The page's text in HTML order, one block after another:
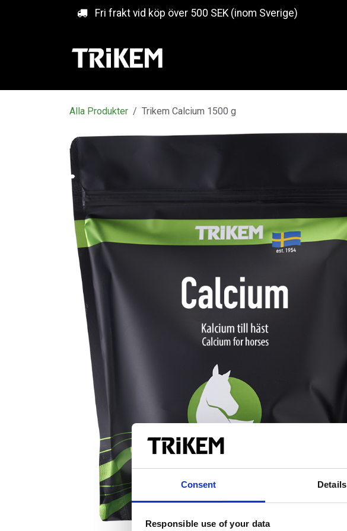
Consent Details
Responsible use of your data
Fri frakt vid köp över 500 SEK (inom Sverige)
Alla Produkter Trikem Calcium 1500 g